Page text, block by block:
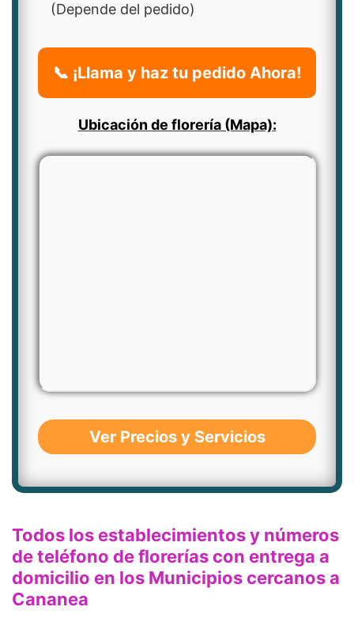
(Depende del pedido)
📞 ¡Llama y haz tu pedido Ahora!
Ubicación de florería (Mapa):
Ver Precios y Servicios
Todos los establecimientos y números
de teléfono de florerías con entrega a
domicilio en los Municipios cercanos a
Cananea